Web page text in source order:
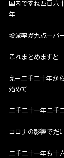
国内ですね四百六
年
増減率が九点一パ
これまとめますと
えー二千二十年か
始めて
二千二十一年二千
コロナの影響でだ
二千二十一年も十